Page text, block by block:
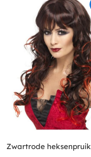
Zwartrode heksenpruik